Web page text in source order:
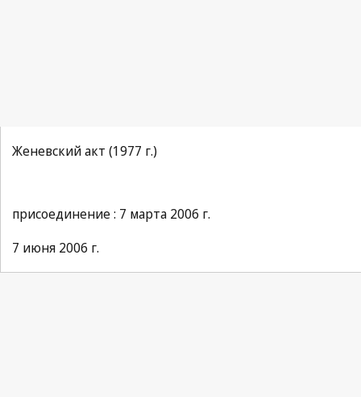
Женевский акт (1977 г.)
присоединение : 7 марта 2006 г.
7 июня 2006 г.